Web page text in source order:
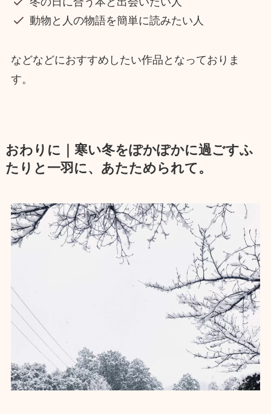
動物と人の物語を簡単に読みたい人
などなどにおすすめしたい作品となっておりま
す。
おわりに｜寒い冬をぽかぽかに過ごすふ
たりと一羽に、あたためられて。